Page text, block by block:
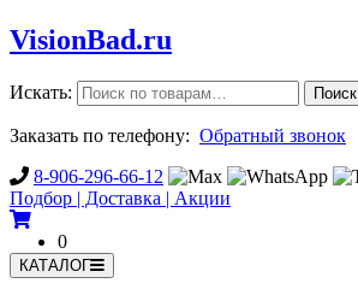
VisionBad.ru
Искать: Поиск
Заказать по телефону: Обратный звонок
8-906-296-66-12
Подбор | Доставка | Акции
0
КАТАЛОГ